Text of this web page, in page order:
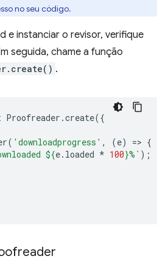
no seu código.
e instanciar o revisor, verifique
seguida, chame a função
.
Proofreader .create({
( 'downloadprogress' , (e) => {
${e. loaded * 100}%` );